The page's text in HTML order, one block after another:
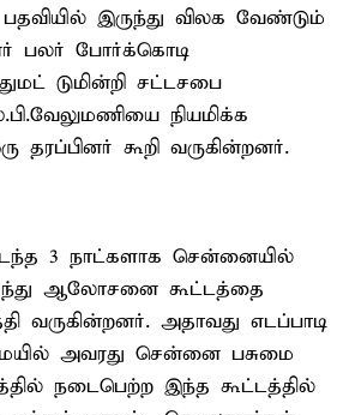
இருந்து விலக வேண்டும்
பலர் போர்க்கொடி
டுமின்றி சட்டசபை
நியமிக்க
தரப்பினர் கூறி வருகின்றனர்.
3 நாட்களாக சென்னையில்
ஆலோசனை கூட்டத்தை
வருகின்றனர். அதாவது எடப்பாடி
அவரது சென்னை பசுமை
நடைபெற்ற இந்த கூட்டத்தில்